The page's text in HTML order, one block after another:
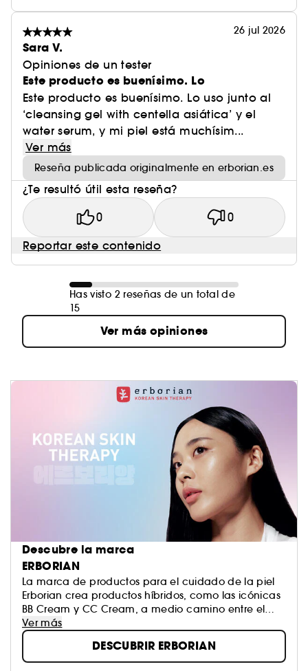
26 jul 2026
Sara V.
Opiniones de un tester
Este producto es buenísimo. Lo
Este producto es buenísimo. Lo uso junto al
‘cleansing gel with centella asiática’ y el
water serum, y mi piel está muchísim...
Ver más
Reseña publicada originalmente en erborian.es
¿Te resultó útil esta reseña?
0 0
Reportar este contenido
Has visto 2 reseñas de un total de
15
Ver más opiniones
Descubre la marca
ERBORIAN
La marca de productos para el cuidado de la piel
Erborian crea productos híbridos, como las icónicas
BB Cream y CC Cream, a medio camino entre el
cuidado de la piel y el maquillaje.
Estos productos responden a un objetivo preciso de
la marca: hacerte redescubrir tu piel.
¡ES TU PIEL, SIÉNTETE ORGULLOSA DE ELLA!
Ver más
DESCUBRIR ERBORIAN